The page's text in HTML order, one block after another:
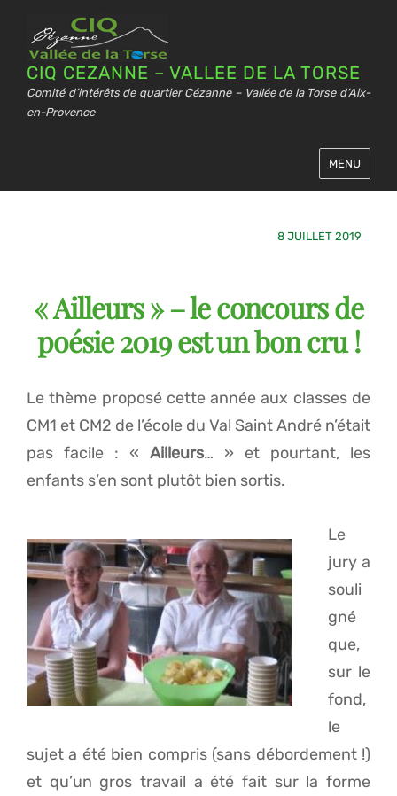
CIQ CEZANNE – VALLEE DE LA TORSE
Comité d’intérêts de quartier Cézanne – Vallée de la Torse d’Aix-
en-Provence
MENU
8 JUILLET 2019
« Ailleurs » – le concours de
poésie 2019 est un bon cru !
Le thème proposé cette année aux classes de
CM1 et CM2 de l’école du Val Saint André n’était
pas facile : « Ailleurs… » et pourtant, les
enfants s’en sont plutôt bien sortis.
Le
jury a
souli
gné
que,
sur le
fond,
le
sujet a été bien compris (sans débordement !)
et qu’un gros travail a été fait sur la forme